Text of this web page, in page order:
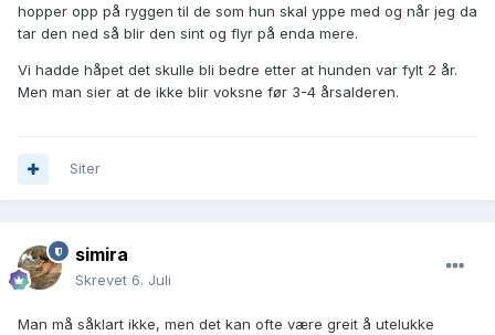
hopper opp på ryggen til de som hun skal yppe med og når jeg da
tar den ned så blir den sint og flyr på enda mere.
Vi hadde håpet det skulle bli bedre etter at hunden var fylt 2 år.
Men man sier at de ikke blir voksne før 3-4 årsalderen.
Siter
simira
Skrevet 6. Juli
Man må såklart ikke, men det kan ofte være greit å utelukke